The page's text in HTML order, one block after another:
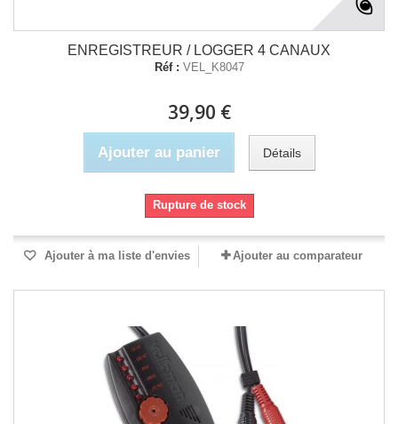
ENREGISTREUR / LOGGER 4 CANAUX
Réf : VEL_K8047
39,90 €
Ajouter au panier Détails
Rupture de stock
Ajouter à ma liste d'envies Ajouter au comparateur